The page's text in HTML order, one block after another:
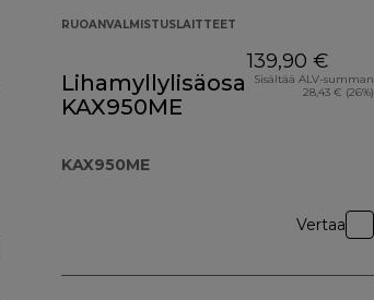
RUOANVALMISTUSLAITTEET
Lihamyllylisäosa
KAX950ME
KAX950ME
139,90 €
Sisältää ALV-summan
28,43 € (26%)
Vertaa